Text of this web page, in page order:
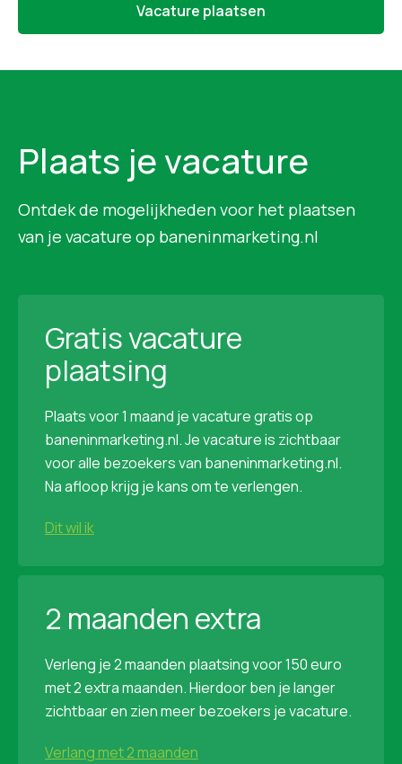
Vacature plaatsen
Plaats je vacature
Ontdek de mogelijkheden voor het plaatsen
van je vacature op baneninmarketing.nl
Gratis vacature
plaatsing
Plaats voor 1 maand je vacature gratis op
baneninmarketing.nl. Je vacature is zichtbaar
voor alle bezoekers van baneninmarketing.nl.
Na afloop krijg je kans om te verlengen.
Dit wil ik
2 maanden extra
Verleng je 2 maanden plaatsing voor 150 euro
met 2 extra maanden. Hierdoor ben je langer
zichtbaar en zien meer bezoekers je vacature.
Verlang met 2 maanden